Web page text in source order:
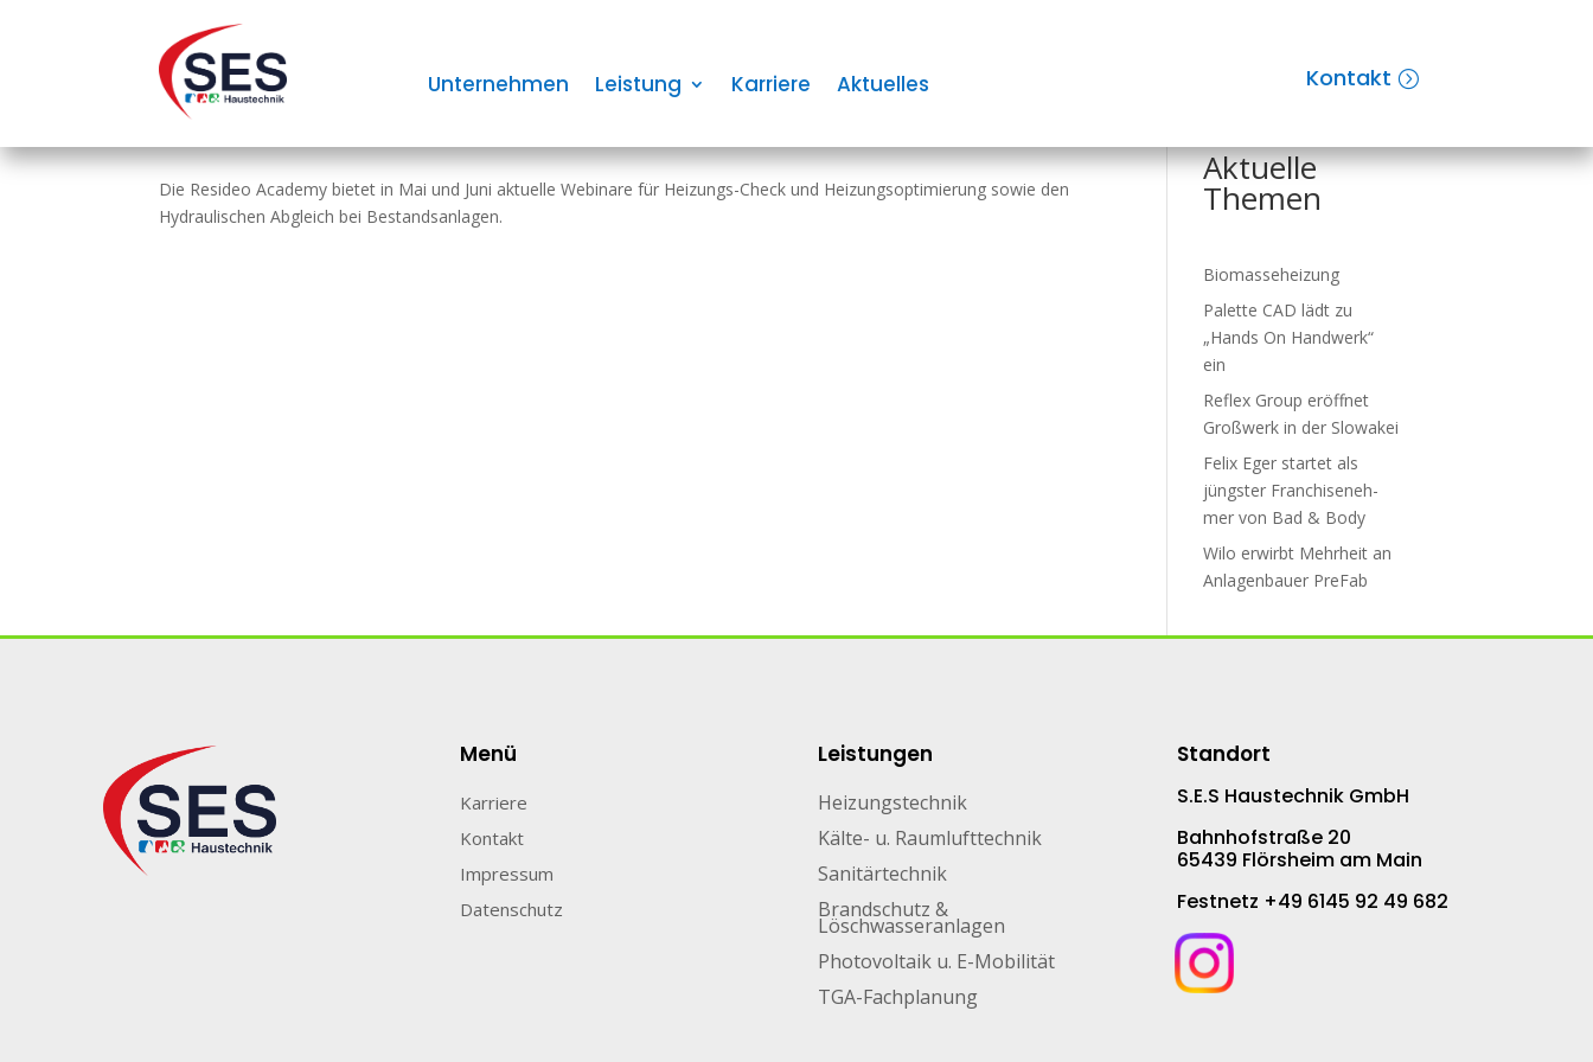
Unternehmen Leistung Karriere Aktuelles Kontakt
Webinare zu Heizungsoptimierung ­und Hydraulischer
Abgleich
Die Resideo Academy bietet in Mai und Juni aktuelle Webinare für Heizungs-Check und Heizungsoptimierung sowie den
Hydraulischen Abgleich bei Bestandsanlagen.
Suchen
Aktuelle
Themen
Biomasseheizung
Palette CAD lädt zu
„Hands On Handwerk“
ein
Reflex Group er­öff­net
Groß­werk in der Slo­wa­kei
Felix Eger startet als
jüngster Fran­chise­neh­
mer von Bad & Body
Wilo erwirbt Mehr­heit an
An­la­gen­bau­er PreFab
Menü
Karriere
Kontakt
Impressum
Datenschutz
Leistungen
Heizungstechnik
Kälte- u. Raumlufttechnik
Sanitärtechnik
Brandschutz &
Löschwasseranlagen
Photovoltaik u. E-Mobilität
TGA-Fachplanung
Standort
S.E.S Haustechnik GmbH
Bahnhofstraße 20
65439 Flörsheim am Main
Festnetz +49 6145 92 49 682